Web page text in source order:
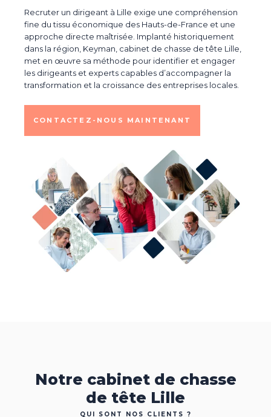
Recruter un dirigeant à Lille exige une compréhension
fine du tissu économique des Hauts-de-France et une
approche directe maîtrisée. Implanté historiquement
dans la région, Keyman, cabinet de chasse de tête Lille
met en œuvre sa méthode pour identifier et engager
les dirigeants et experts capables d’accompagner la
transformation et la croissance des entreprises locales.
CONTACTEZ-NOUS MAINTENANT
Notre cabinet de chasse
de tête Lille
QUI SONT NOS CLIENTS ?